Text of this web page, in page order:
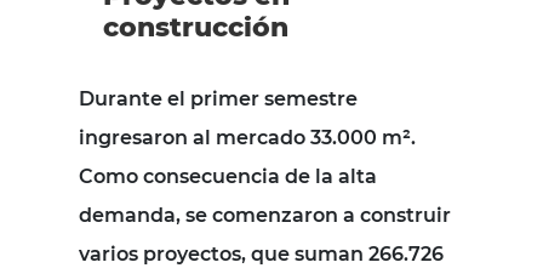
construcción
Durante el primer semestre
ingresaron al mercado 33.000 m².
Como consecuencia de la alta
demanda, se comenzaron a construir
varios proyectos, que suman 266.726